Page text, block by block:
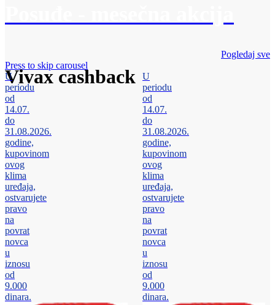
Vivax cashback
Pogledaj sve
Press to skip carousel
U
periodu
od
14.07.
do
31.08.2026.
godine,
kupovinom
ovog
klima
uređaja,
ostvarujete
pravo
na
povrat
novca
u
iznosu
od
9.000
dinara.
U
periodu
od
14.07.
do
31.08.2026.
godine,
kupovinom
ovog
klima
uređaja,
ostvarujete
pravo
na
povrat
novca
u
iznosu
od
9.000
dinara.